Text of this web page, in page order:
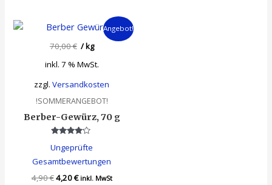
Angebot!
70,00€ /kg
inkl. 7 % MwSt.
zzgl.Versandkosten
!SOMMERANGEBOT!
Berber-Gewürz, 70 g
mit
von 5
Ungeprüfte
Gesamtbewertungen
4,90€4,20€ inkl. MwSt